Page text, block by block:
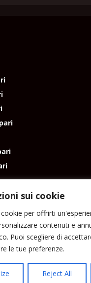
sui cookie
per offrirti
contenuti e
Puoi scegliere di
le tue preferenze.
Reject All
Peppe Paino - Eolmedia,
3924544698 e-mail:
Testata registrata al